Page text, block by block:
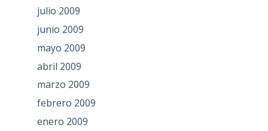
julio 2009
junio 2009
mayo 2009
abril 2009
marzo 2009
febrero 2009
enero 2009